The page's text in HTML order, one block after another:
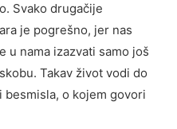
Svako drugačije
je pogrešno, jer nas
u nama izazvati samo još
Takav život vodi do
o kojem govori